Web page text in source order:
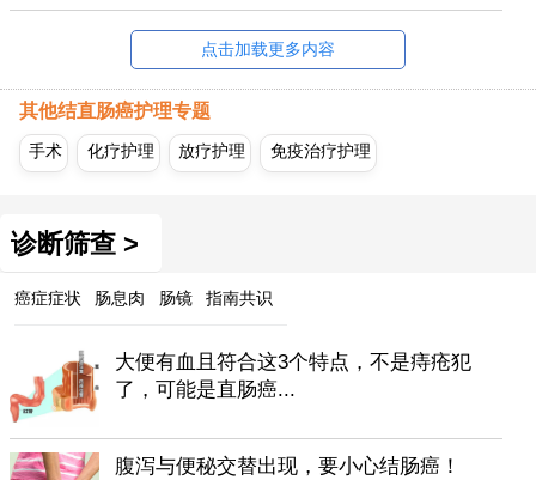
点击加载更多内容
其他结直肠癌护理专题
手术 化疗护理 放疗护理 免疫治疗护理
诊断筛查 >
癌症症状 肠息肉 肠镜 指南共识
大便有血且符合这3个特点，不是痔疮犯
了，可能是直肠癌...
腹泻与便秘交替出现，要小心结肠癌！